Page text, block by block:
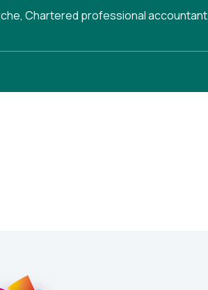
Chartered professional accountant